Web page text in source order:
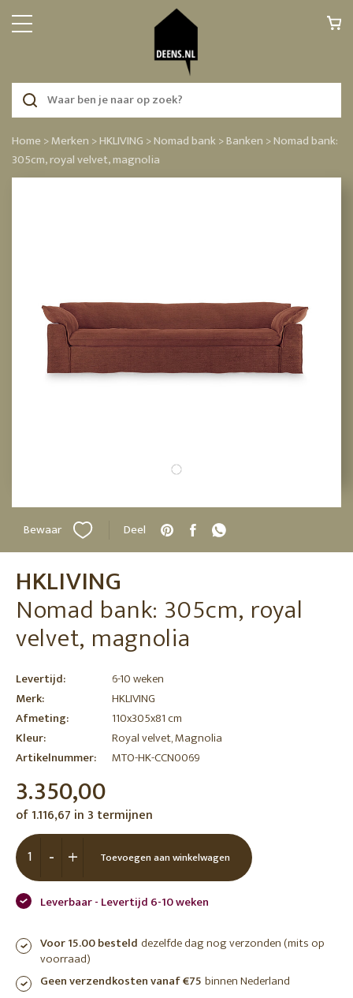
Home >Merken >HKLIVING >Nomad bank >Banken >Nomad bank:
305cm, royal velvet, magnolia
Bewaar Deel
HKLIVING
Nomad bank: 305cm, royal
velvet, magnolia
Levertijd:
6-10 weken
Merk:
HKLIVING
Afmeting:
110x305x81 cm
Kleur:
Royal velvet, Magnolia
Artikelnummer:
MTO-HK-CCN0069
3.350,00
of 1.116,67 in 3 termijnen
+
- Toevoegen aan winkelwagen
Leverbaar - Levertijd 6-10 weken
Voor 15.00 besteld dezelfde dag nog verzonden (mits op
voorraad)
Geen verzendkosten vanaf €75 binnen Nederland